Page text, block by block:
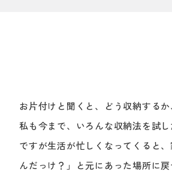
お片付けと聞くと、どう収納する
私も今まで、いろんな収納法を試
ですが生活が忙しくなってくると
んだっけ？」と元にあった場所に